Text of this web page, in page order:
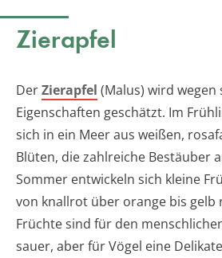
Zierapfel
DerZierapfel (Malus) wird
Eigenschaften geschätzt. Im
sich in ein Meer aus weißen,
Blüten, die zahlreiche Bestäuber
Sommer entwickeln sich kleine
von knallrot über orange bis gelb
Früchte sind für den
sauer, aber für Vögel eine